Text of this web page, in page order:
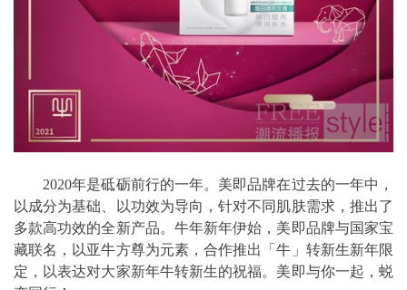
2020年是砥砺前行的一年。美即品牌在过去的一年中，
以成分为基础、以功效为导向，针对不同肌肤需求，推出了
多款高功效的全新产品。牛年新年伊始，美即品牌与国家宝
藏联名，以亚牛方尊为元素，合作推出「牛」转新生新年限
定，以表达对大家新年牛转新生的祝福。美即与你一起，蜕